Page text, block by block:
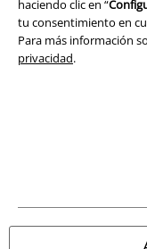
haciendo clic en “
tu consentimiento en
Para más información
privacidad.
Eliminación de
Declaración de
Todos los precios